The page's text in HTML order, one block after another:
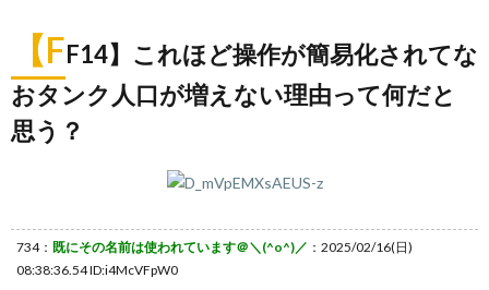
【FF14】これほど操作が簡易化されてな
おタンク人口が増えない理由って何だと
思う？
734： 既にその名前は使われています＠＼(^o^)／ ：2025/02/16(日)
08:38:36.54 ID:i4McVFpW0